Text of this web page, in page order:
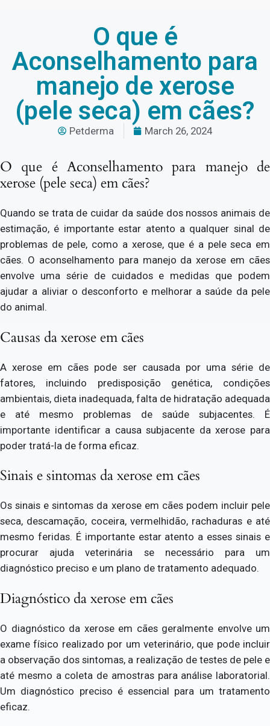
O que é
Aconselhamento para
manejo de xerose
(pele seca) em cães?
Petderma March 26, 2024
O que é Aconselhamento para manejo de
xerose (pele seca) em cães?
Quando se trata de cuidar da saúde dos nossos animais de
estimação, é importante estar atento a qualquer sinal de
problemas de pele, como a xerose, que é a pele seca em
cães. O aconselhamento para manejo da xerose em cães
envolve uma série de cuidados e medidas que podem
ajudar a aliviar o desconforto e melhorar a saúde da pele
do animal.
Causas da xerose em cães
A xerose em cães pode ser causada por uma série de
fatores, incluindo predisposição genética, condições
ambientais, dieta inadequada, falta de hidratação adequada
e até mesmo problemas de saúde subjacentes. É
importante identificar a causa subjacente da xerose para
poder tratá-la de forma eficaz.
Sinais e sintomas da xerose em cães
Os sinais e sintomas da xerose em cães podem incluir pele
seca, descamação, coceira, vermelhidão, rachaduras e até
mesmo feridas. É importante estar atento a esses sinais e
procurar ajuda veterinária se necessário para um
diagnóstico preciso e um plano de tratamento adequado.
Diagnóstico da xerose em cães
O diagnóstico da xerose em cães geralmente envolve um
exame físico realizado por um veterinário, que pode incluir
a observação dos sintomas, a realização de testes de pele e
até mesmo a coleta de amostras para análise laboratorial.
Um diagnóstico preciso é essencial para um tratamento
eficaz.